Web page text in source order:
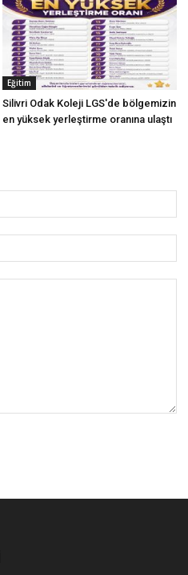
Eğitim
Silivri Odak Koleji LGS'de bölgemizin
en yüksek yerleştirme oranına ulaştı